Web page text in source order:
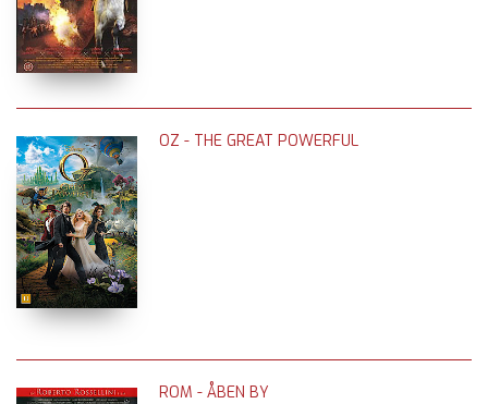
OZ - THE GREAT POWERFUL
ROM - ÅBEN BY